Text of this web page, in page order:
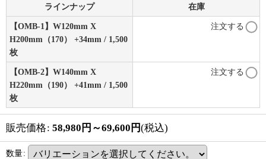
ラインナップ 在庫
【OMB-1】W120mm X
H200mm（170） +34mm / 1,500
枚
注文する
【OMB-2】W140mm X
H220mm（190） +41mm / 1,500
枚
注文する
販売価格: 58,980 円 ～69,600 円(税込)
数量: